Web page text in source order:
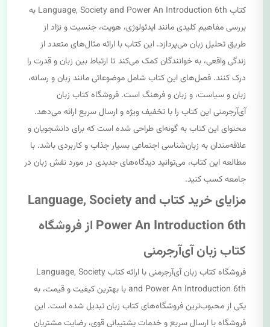
کتاب Language, Society and Power An Introduction 6th به
بررسی مفاهیم کلیدی مانند ایدئولوژی، هویت، جنسیت و نژاد از
طریق تحلیل زبان می‌پردازد. این کتاب با ارائه مثال‌های متعدد از
زندگی واقعی، به خوانندگان کمک می‌کند تا ارتباط بین زبان و قدرت را
درک کنند. فصل‌های این کتاب شامل موضوعاتی مانند زبان و رسانه،
زبان و سیاست، و زبان و فرهنگ است. فروشگاه کتاب زبان
آی‌آرجرمنی این کتاب را با تخفیف ویژه و ارسال سریع ارائه می‌دهد.
محتوای این کتاب به گونه‌ای طراحی شده است که برای دانشجویان و
علاقه‌مندان به زبان‌شناسی اجتماعی بسیار جذاب و کاربردی باشد. با
مطالعه این کتاب، می‌توانید دیدگاه‌های جدیدی در مورد نقش زبان در
جامعه کسب کنید.
مزایای خرید کتاب Language, Society and
Power An Introduction 6th از فروشگاه
کتاب زبان آی‌آرجرمنی
فروشگاه کتاب زبان آی‌آرجرمنی با ارائه کتاب Language, Society
and Power An Introduction 6th با بهترین کیفیت و قیمت، به
یکی از محبوب‌ترین فروشگاه‌های کتاب زبان تبدیل شده است. این
فروشگاه با ارسال سریع و خدمات پشتیبانی قوی، رضایت مشتریان